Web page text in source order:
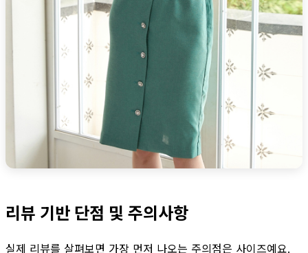
리뷰 기반 단점 및 주의사항
실제 리뷰를 살펴보면 가장 먼저 나오는 주의점은 사이즈예요.